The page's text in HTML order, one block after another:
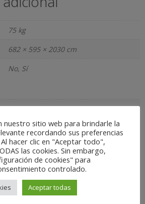
75 kg
682 × 595 × 2030 cm
No, Sí
No, Sí
Frigorífico
Combi
Indesit LI8
nuestro sitio web para brindarle la
recordando sus preferencias
hacer clic en "Aceptar todo",
las cookies. Sin embargo,
de cookies" para
controlado.
Aceptar todas